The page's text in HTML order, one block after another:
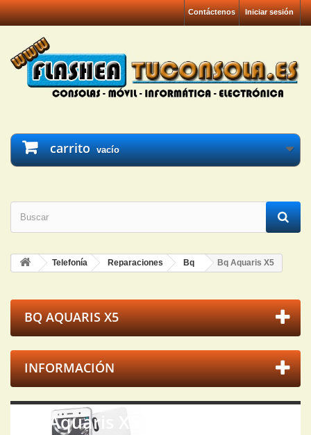
Iniciar sesión
Contáctenos
carrito vacío
Telefonía Reparaciones Bq Bq Aquaris X5
BQ AQUARIS X5
INFORMACIÓN
Bq Aquaris X5